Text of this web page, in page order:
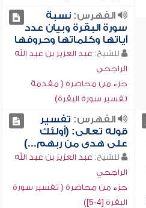
الفهرس:نسبة
سورة البقرة وبيان عدد
آياتها وكلماتها وحروفها
للشيخ: عبد العزيز بن عبد الله
الراجحي
جزء من محاضرة ( مقدمة
تفسير سورة البقرة)
الفهرس: تفسير
قوله تعالى: (أولئك
على هدى من ربهم...)
للشيخ: عبد العزيز بن عبد الله
الراجحي
جزء من محاضرة ( تفسير سورة
البقرة [4-5])